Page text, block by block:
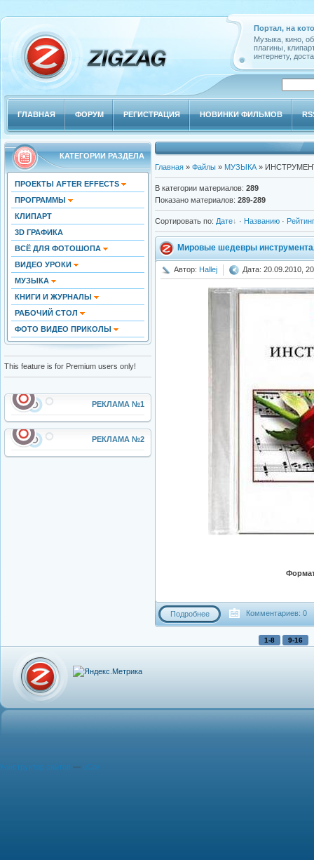
Портал, на
Музыка, кино,
плагины,
интернету,
ГЛАВНАЯ ФОРУМ РЕГИСТРАЦИЯ НОВИНКИ ФИЛЬМОВ
КАТЕГОРИИ РАЗДЕЛА
ПРОЕКТЫ AFTER EFFECTS
ПРОГРАММЫ
КЛИПАРТ
3D ГРАФИКА
ВСЁ ДЛЯ ФОТОШОПА
ВИДЕО УРОКИ
МУЗЫКА
КНИГИ И ЖУРНАЛЫ
РАБОЧИЙ СТОЛ
ФОТО ВИДЕО ПРИКОЛЫ
This feature is for Premium users only!
РЕКЛАМА №1
РЕКЛАМА №2
Главная » Файлы » МУЗЫКА »
В категории материалов: 289
Показано материалов: 289-289
Сортировать по: Дате · Названию ·
Мировые шедевры
Автор: Hallej Дата: 20.09.2010,
Подробнее Комментариев: 0
1-8 9-16
Конструктор сайтов — uCoz